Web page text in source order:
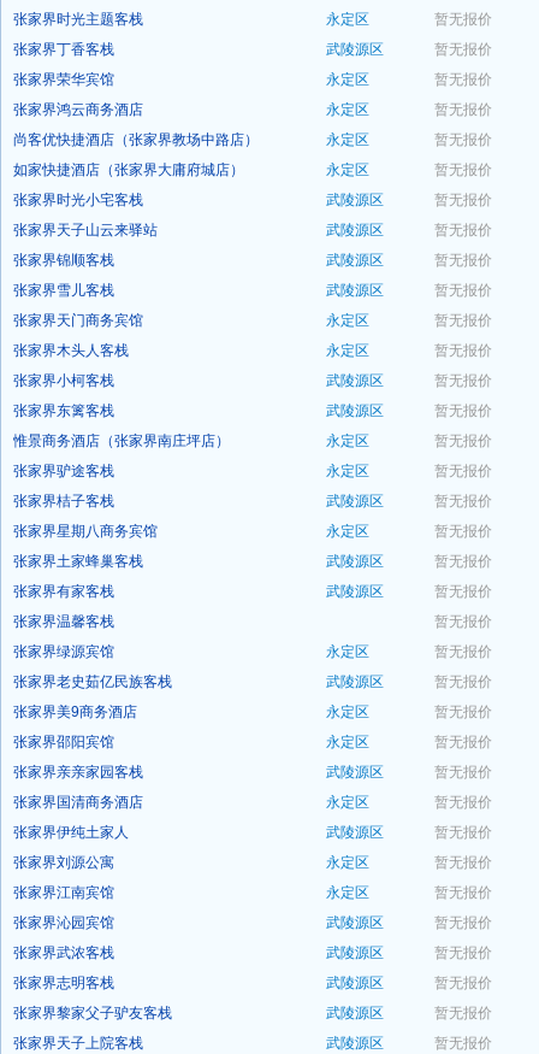
预订
张家界时光主题客栈 永定区
暂无报价
预订
张家界丁香客栈 武陵源区
暂无报价
预订
张家界荣华宾馆 永定区
暂无报价
预订
张家界鸿云商务酒店 永定区
暂无报价
预订
尚客优快捷酒店（张家界教场中路店） 永定区
暂无报价
预订
如家快捷酒店（张家界大庸府城店） 永定区
暂无报价
预订
张家界时光小宅客栈 武陵源区
暂无报价
预订
张家界天子山云来驿站 武陵源区
暂无报价
预订
张家界锦顺客栈 武陵源区
暂无报价
预订
张家界雪儿客栈 武陵源区
暂无报价
预订
张家界天门商务宾馆 永定区
暂无报价
预订
张家界木头人客栈 永定区
暂无报价
预订
张家界小柯客栈 武陵源区
暂无报价
预订
张家界东篱客栈 武陵源区
暂无报价
预订
惟景商务酒店（张家界南庄坪店） 永定区
暂无报价
预订
张家界驴途客栈 永定区
暂无报价
预订
张家界桔子客栈 武陵源区
暂无报价
预订
张家界星期八商务宾馆 永定区
暂无报价
预订
张家界土家蜂巢客栈 武陵源区
暂无报价
预订
张家界有家客栈 武陵源区
暂无报价
预订
张家界温馨客栈
暂无报价
预订
张家界绿源宾馆 永定区
暂无报价
预订
张家界老史茹亿民族客栈 武陵源区
暂无报价
预订
张家界美9商务酒店 永定区
暂无报价
预订
张家界邵阳宾馆 永定区
暂无报价
预订
张家界亲亲家园客栈 武陵源区
暂无报价
预订
张家界国清商务酒店 永定区
暂无报价
预订
张家界伊纯土家人 武陵源区
暂无报价
预订
张家界刘源公寓 永定区
暂无报价
预订
张家界江南宾馆 永定区
暂无报价
预订
张家界沁园宾馆 武陵源区
暂无报价
预订
张家界武浓客栈 武陵源区
暂无报价
预订
张家界志明客栈 武陵源区
暂无报价
预订
张家界黎家父子驴友客栈 武陵源区
暂无报价
预订
张家界天子上院客栈 武陵源区 暂无报价